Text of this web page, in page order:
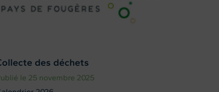
des déchets
le 25 novembre 2025